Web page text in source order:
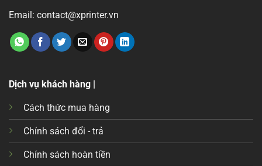
Email: contact@xprinter.vn
Dịch vụ khách hàng |
Cách thức mua hàng
Chính sách đổi - trả
Chính sách hoàn tiền